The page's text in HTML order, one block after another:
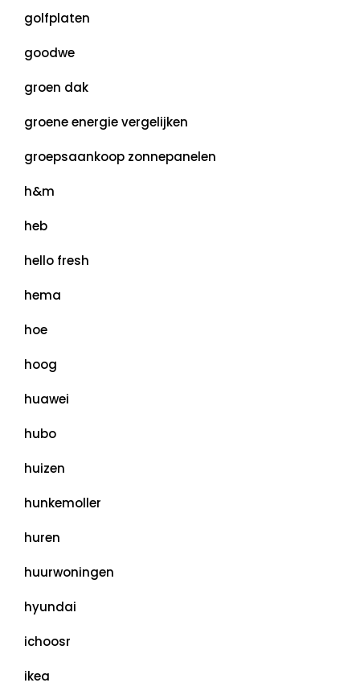
golfplaten
goodwe
groen dak
groene energie vergelijken
groepsaankoop zonnepanelen
h&m
heb
hello fresh
hema
hoe
hoog
huawei
hubo
huizen
hunkemoller
huren
huurwoningen
hyundai
ichoosr
ikea